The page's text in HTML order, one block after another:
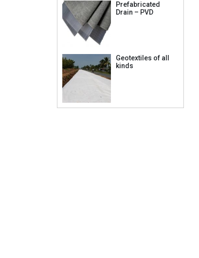
Prefabricated
Drain – PVD
Geotextiles of all
kinds